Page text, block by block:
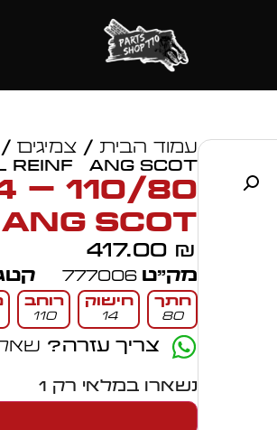
עמוד הבית/ צמיגים/
Reinf ANG SCOT
SCOT
417.00 ₪
מק״ט 777006
חתך
80
חישוק
14
רוחב
110
צריך עזרה? שאל
נשארו במלאי רק 1